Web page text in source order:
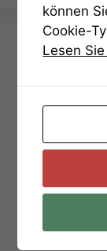
Aufgaben
Aufgabe 01
Aufgabe 02
Aufgabe 03
Aufgabe 04
Aufgabe 05
können
Cookie-
Lesen